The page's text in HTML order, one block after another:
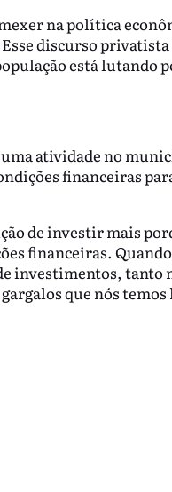
na política
discurso privatista
está lutando
atividade no
financeiras
de investir mais
financeiras.
investimentos, tanto
que nós